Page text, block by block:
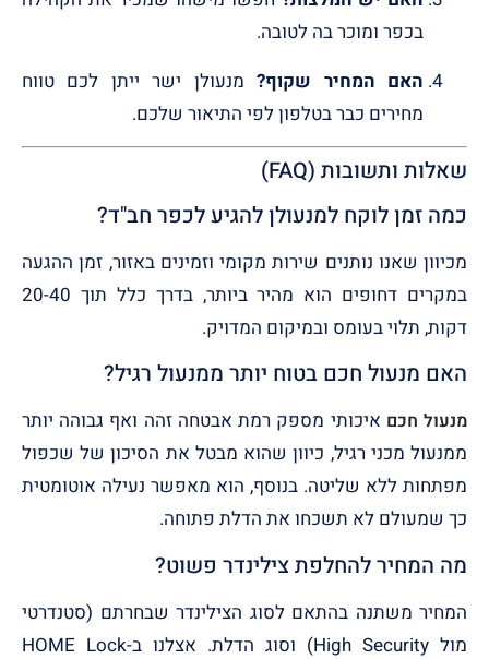
בכפר ומוכר בה לטובה.
האם המחיר שקוף?מנעולן ישר ייתן לכם טווח
מחירים כבר בטלפון לפי התיאור שלכם.
שאלות ותשובות (FAQ)
כמה זמן לוקח למנעולן להגיע לכפר חב"ד?
מכיוון שאנו נותנים שירות מקומי וזמינים באזור, זמן ההגעה
במקרים דחופים הוא מהיר ביותר, בדרך כלל תוך 20-40
דקות, תלוי בעומס ובמיקום המדויק.
האם מנעול חכם בטוח יותר ממנעול רגיל?
מנעול חכם איכותי מספק רמת אבטחה זהה ואף גבוהה יותר
ממנעול מכני רגיל, כיוון שהוא מבטל את הסיכון של שכפול
מפתחות ללא שליטה. בנוסף, הוא מאפשר נעילה אוטומטית
כך שמעולם לא תשכחו את הדלת פתוחה.
מה המחיר להחלפת צילינדר פשוט?
המחיר משתנה בהתאם לסוג הצילינדר שבחרתם (סטנדרטי
מול High Security) וסוג הדלת. אצלנו ב-HOME Lock